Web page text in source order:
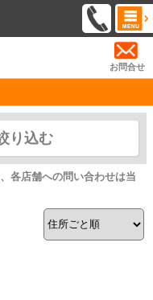
お問合せ
り込む
各店舗への問い合わせは当